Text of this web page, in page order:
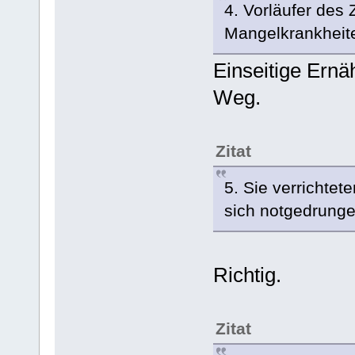
4. Vorläufer des
Einseitige
Weg.
Zitat
5. Sie
sich
Richtig.
Zitat